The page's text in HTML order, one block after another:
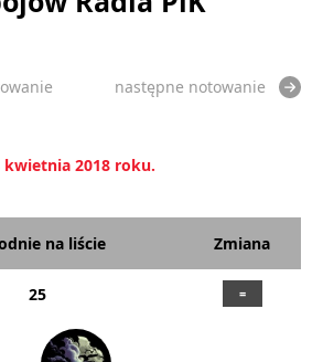
następne notowanie
kwietnia 2018 roku.
na liście Zmiana
25